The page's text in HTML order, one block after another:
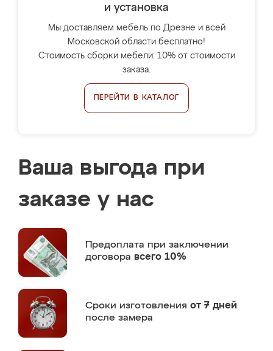
и установка
Мы доставляем мебель по Дрезне и всей
Московской области бесплатно!
Стоимость сборки мебели: 10% от стоимости
заказа.
ПЕРЕЙТИ В КАТАЛОГ
Ваша выгода при
заказе у нас
Предоплата при заключении
договора всего 10%
Сроки изготовления от 7 дней
после замера